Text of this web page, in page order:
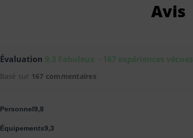
Avis
Évaluation 9,3 Fabuleux · 167 expériences vécues
Basé sur 167 commentaires
Personnel9,8
Équipements9,3